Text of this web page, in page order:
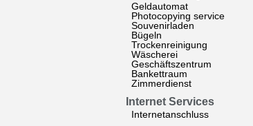
Geldautomat
Photocopying service
Souvenirladen
Bügeln
Trockenreinigung
Wäscherei
Geschäftszentrum
Bankettraum
Zimmerdienst
Internet Services
Internetanschluss